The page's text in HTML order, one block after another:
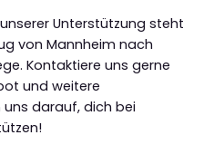
Unterstützung steht
von Mannheim nach
Kontaktiere uns gerne
und weitere
darauf, dich bei